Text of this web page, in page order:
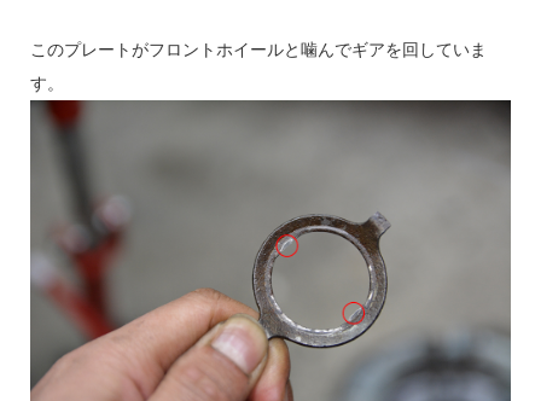
このプレートがフロントホイールと噛んでギアを回していま
す。